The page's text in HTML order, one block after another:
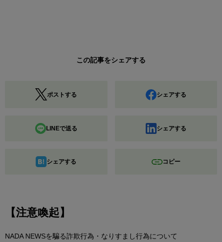
この記事をシェアする
ポストする シェアする
LINEで送る シェアする
シェアする コピー
【注意喚起】
NADA NEWSを騙る詐欺行為・なりすまし行為について